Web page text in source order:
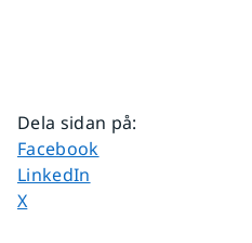
Dela sidan på:
Dela sidan på
Facebook
Dela sidan på
LinkedIn
Dela sidan på
X